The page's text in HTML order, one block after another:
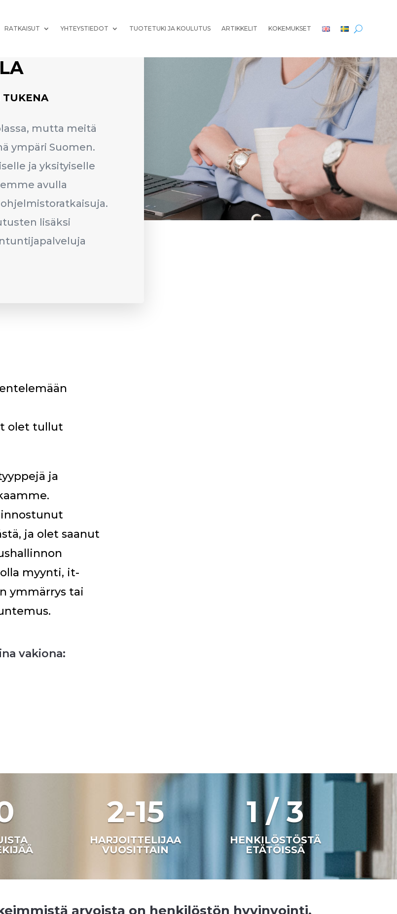
RATKAISUT YHTEYSTIEDOT TUOTETUKI JA KOULUTUS ARTIKKELIT KOKEMUKSET
TUKENA
mutta meitä
ympäri Suomen.
ja yksityiselle
avulla
lisäksi
olet tullut
ja
ja olet saanut
myynti, it-
ymmärrys tai
vakiona:
2-15
HARJOITTELIJAA
VUOSITTAIN
1 / 3
HENKILÖSTÖSTÄ
ETÄTÖISSÄ
arvoista on henkilöstön hyvinvointi.